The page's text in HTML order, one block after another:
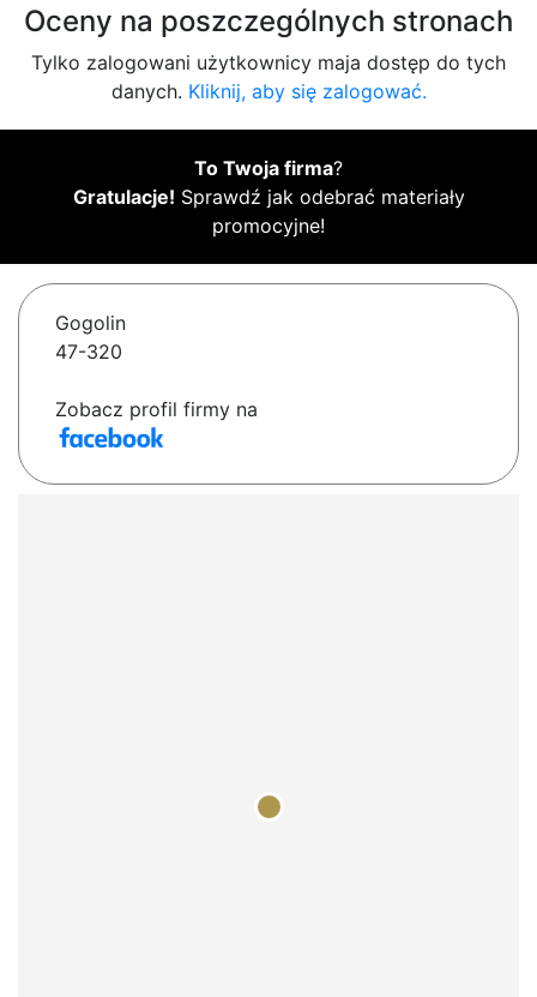
Oceny na poszczególnych stronach
Tylko zalogowani użytkownicy maja dostęp do tych
danych. Kliknij, aby się zalogować.
To Twoja firma?
Gratulacje! Sprawdź jak odebrać materiały
promocyjne!
Gogolin
47-320
Zobacz profil firmy na